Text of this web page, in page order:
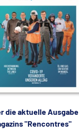
die aktuelle Ausgabe
"Rencontres"